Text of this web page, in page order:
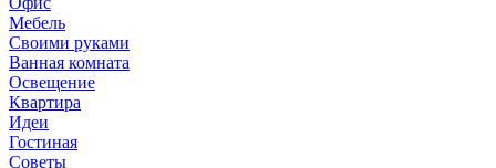
Мебель
Своими руками
Ванная комната
Освещение
Квартира
Идеи
Гостиная
Советы